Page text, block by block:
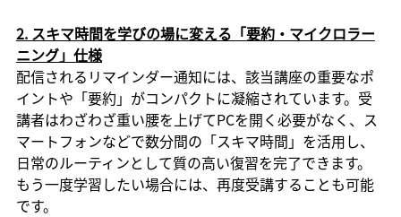
2. スキマ時間を学びの場に変える「要約・マイクロラー
ニング」仕様
配信されるリマインダー通知には、該当講座の重要なポ
イントや「要約」がコンパクトに凝縮されています。受
講者はわざわざ重い腰を上げてPCを開く必要がなく、ス
マートフォンなどで数分間の「スキマ時間」を活用し、
日常のルーティンとして質の高い復習を完了できます。
もう一度学習したい場合には、再度受講することも可能
です。